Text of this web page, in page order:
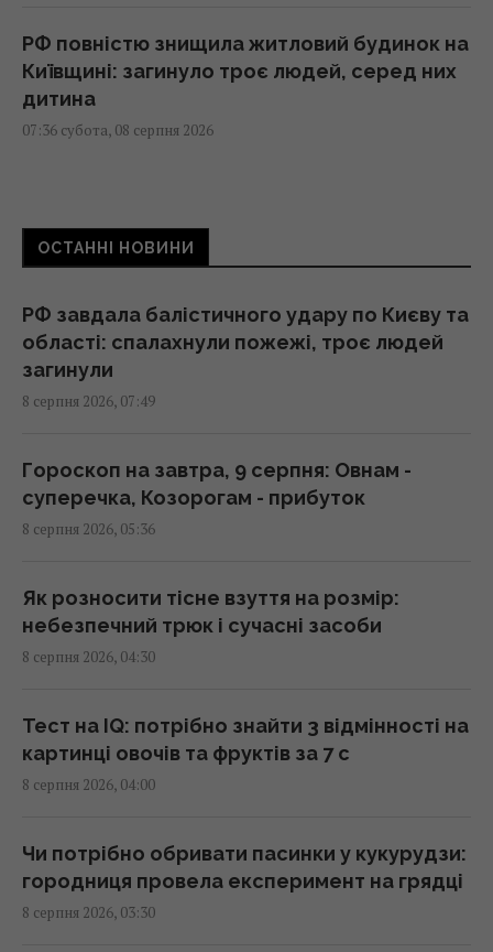
РФ повністю знищила житловий будинок на
Київщині: загинуло троє людей, серед них
дитина
07:36 субота, 08 серпня 2026
показало, в якій ягоді більше поживних
речовин
Три Спаси, Успіння та Усікновення:
православний календар на серпень 2026
07:30 субота, 08 серпня 2026
Магнітна буря охопить Землю: свіжий
прогноз на 3 дні (графік)
07:10 субота, 08 серпня 2026
8 серпня: церковне свято сьогодні, що
потрібно зробити, щоб здійснилося
бажання
Вражають уяву: які найбільші організми на
планеті
Україна у липні збила 87% ударних дронів і
лише 15% балістичних ракет, - звіт
ОСТАННІ НОВИНИ
РФ завдала балістичного удару по Києву та
області: спалахнули пожежі, троє людей
загинули
8 серпня 2026, 07:49
Гороскоп на завтра, 9 серпня: Овнам -
суперечка, Козорогам - прибуток
8 серпня 2026, 05:36
Як розносити тісне взуття на розмір:
небезпечний трюк і сучасні засоби
8 серпня 2026, 04:30
Тест на IQ: потрібно знайти 3 відмінності на
картинці овочів та фруктів за 7 с
8 серпня 2026, 04:00
Чи потрібно обривати пасинки у кукурудзи:
городниця провела експеримент на грядці
8 серпня 2026, 03:30